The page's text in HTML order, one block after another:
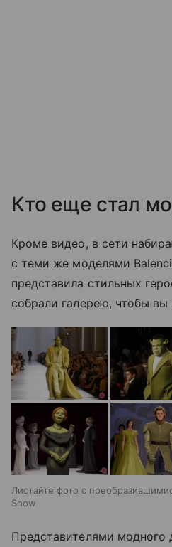
Кто еще стал
Кроме видео, в сети
с теми же моделями
представила стильных
собрали галерею, чтобы вы
Листайте фото с
Show
Представителями модного